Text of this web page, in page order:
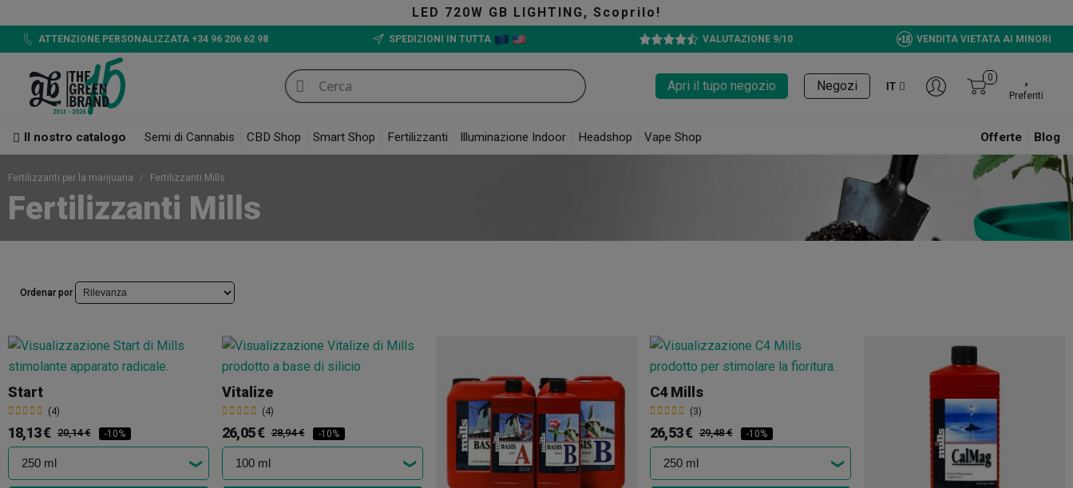
LED 720W GB LIGHTING, Scoprilo!
ATTENZIONE PERSONALIZZATA +34 96 206 62 98 SPEDIZIONI IN TUTTA VALUTAZIONE 9/10 VENDITA VIETATA AI MINORI
Apri il tupo negozio Negozi IT
0
Preferiti
Il nostro catalogo Semi di Cannabis CBD Shop Smart Shop Fertilizzanti Illuminazione Indoor Headshop Vape Shop Offerte Blog
Fertilizzanti per la marijuana Fertilizzanti Mills
Fertilizzanti Mills
Ordenar por
Start
(4)
18,13 € 20,14 € -10%
Vitalize
(4)
26,05 € 28,94 € -10%
C4 Mills
(3)
26,53 € 29,48 € -10%